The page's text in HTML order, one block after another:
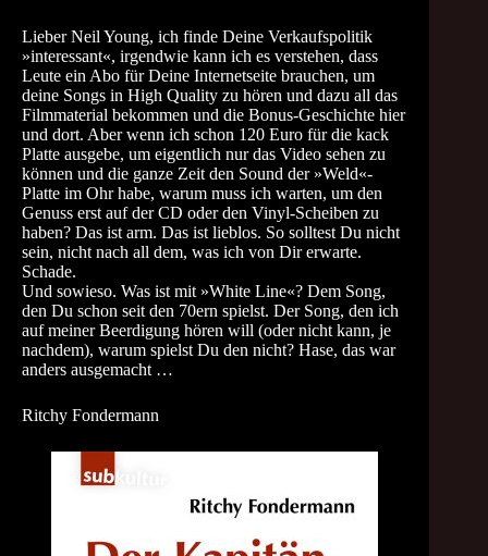
Lieber Neil Young, ich finde Deine Verkaufspolitik
»interessant«, irgendwie kann ich es verstehen, dass
Leute ein Abo für Deine Internetseite brauchen, um
deine Songs in High Quality zu hören und dazu all das
Filmmaterial bekommen und die Bonus-Geschichte hier
und dort. Aber wenn ich schon 120 Euro für die kack
Platte ausgebe, um eigentlich nur das Video sehen zu
können und die ganze Zeit den Sound der »Weld«-
Platte im Ohr habe, warum muss ich warten, um den
Genuss erst auf der CD oder den Vinyl-Scheiben zu
haben? Das ist arm. Das ist lieblos. So solltest Du nicht
sein, nicht nach all dem, was ich von Dir erwarte.
Schade.
Und sowieso. Was ist mit »White Line«? Dem Song,
den Du schon seit den 70ern spielst. Der Song, den ich
auf meiner Beerdigung hören will (oder nicht kann, je
nachdem), warum spielst Du den nicht? Hase, das war
anders ausgemacht …
Ritchy Fondermann